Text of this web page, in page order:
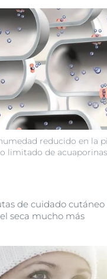
reducido en la
limitado de
de cuidado cutáneo
seca mucho más